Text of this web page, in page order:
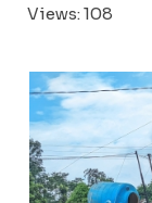
Views: 108